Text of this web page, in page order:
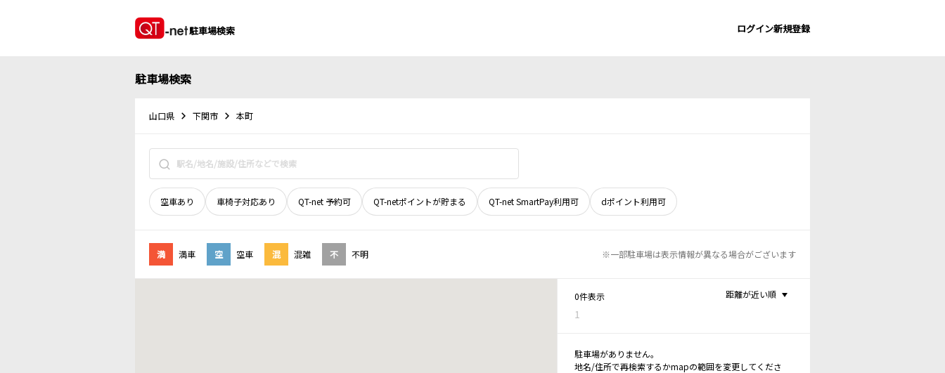
駐車場検索 ログイン新規登録
駐車場検索
山口県 下関市 本町
空車あり 車椅子対応あり QT-net 予約可 QT-netポイントが貯まる QT-net SmartPay利用可 dポイント利用可
満 満車 空 空車 混 混雑 不 不明 ※一部駐車場は表示情報が異なる場合がございます
0件表示
1
距離が近い順
駐車場がありません。
地名/住所で再検索するかmapの範囲を変更してくださ